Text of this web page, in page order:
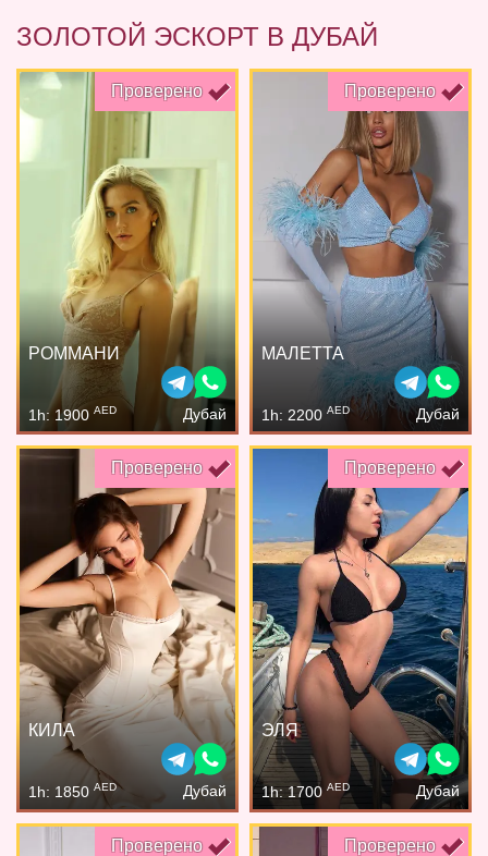
ЗОЛОТОЙ ЭСКОРТ В ДУБАЙ
Проверено
РОММАНИ
1h: 1900 AED Дубай
Проверено
МАЛЕТТА
1h: 2200 AED Дубай
Проверено
КИЛА
1h: 1850 AED Дубай
Проверено
ЭЛЯ
1h: 1700 AED Дубай
Проверено Проверено